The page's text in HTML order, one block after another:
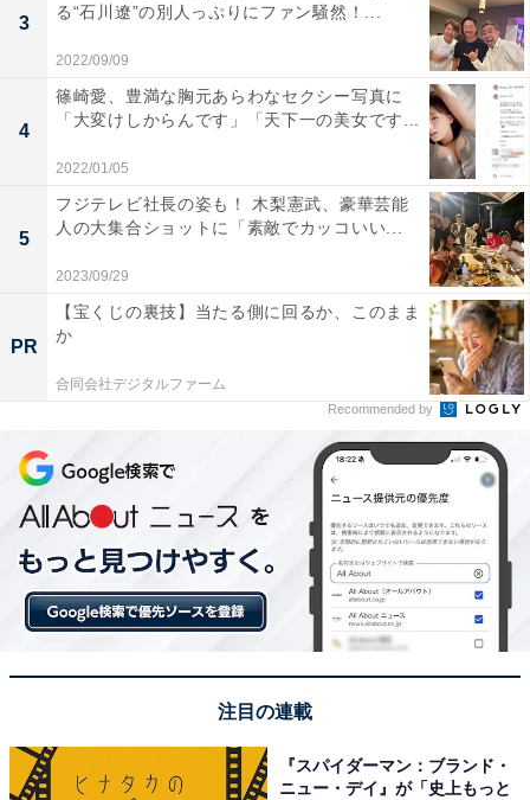
3
る“石川遼”の別人っぷりにファン騒然！...
2022/09/09
4
篠崎愛、豊満な胸元あらわなセクシー写真に
「大変けしからんです」「天下一の美女です...
2022/01/05
5
フジテレビ社長の姿も！ 木梨憲武、豪華芸能
人の大集合ショットに「素敵でカッコいい...
2023/09/29
PR
【宝くじの裏技】当たる側に回るか、このまま
か
合同会社デジタルファーム
Recommended by
注目の連載
『スパイダーマン：ブランド・
ニュー・デイ』が「史上もっと